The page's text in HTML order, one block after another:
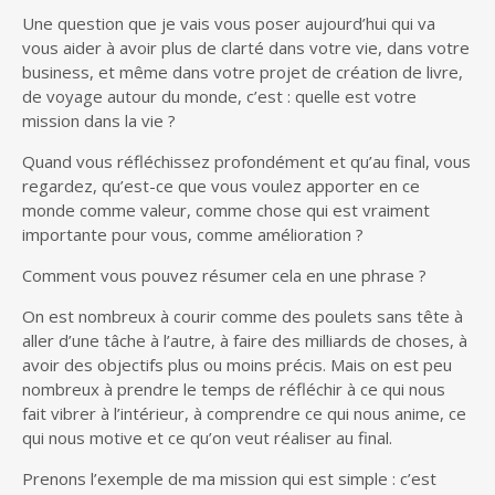
Une question que je vais vous poser aujourd’hui qui va
vous aider à avoir plus de clarté dans votre vie, dans votre
business, et même dans votre projet de création de livre,
de voyage autour du monde, c’est : quelle est votre
mission dans la vie ?
Quand vous réfléchissez profondément et qu’au final, vous
regardez, qu’est-ce que vous voulez apporter en ce
monde comme valeur, comme chose qui est vraiment
importante pour vous, comme amélioration ?
Comment vous pouvez résumer cela en une phrase ?
On est nombreux à courir comme des poulets sans tête à
aller d’une tâche à l’autre, à faire des milliards de choses, à
avoir des objectifs plus ou moins précis. Mais on est peu
nombreux à prendre le temps de réfléchir à ce qui nous
fait vibrer à l’intérieur, à comprendre ce qui nous anime, ce
qui nous motive et ce qu’on veut réaliser au final.
Prenons l’exemple de ma mission qui est simple : c’est